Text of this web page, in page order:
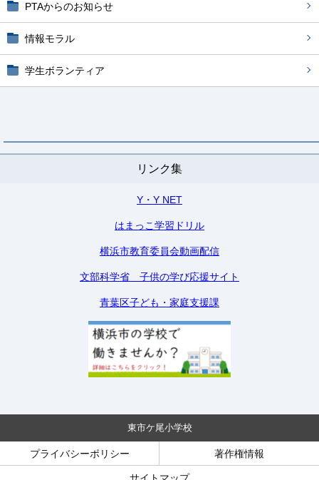
PTAからのお知らせ
情報モラル
学生ボランティア
リンク集
Y・Y NET
はまっこ学習ドリル
横浜市教育委員会動画配信
文部科学省 子供の学び応援サイト
青葉区子ども・家庭支援課
東市ケ尾小学校
プライバシーポリシー 著作権情報